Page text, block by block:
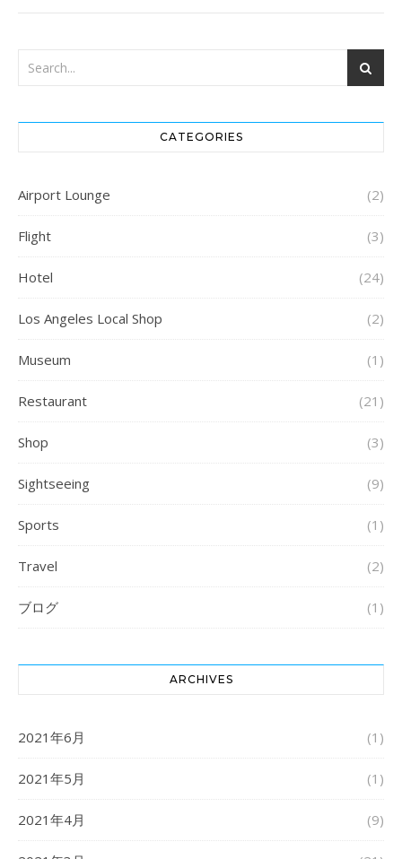
CATEGORIES
Airport Lounge (2)
Flight (3)
Hotel (24)
Los Angeles Local Shop (2)
Museum (1)
Restaurant (21)
Shop (3)
Sightseeing (9)
Sports (1)
Travel (2)
ブログ (1)
ARCHIVES
2021年6月 (1)
2021年5月 (1)
2021年4月 (9)